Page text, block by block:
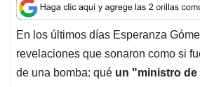
a
t
s
A
p
c
e
b
o
o
n
k
e
d
I
a
i
l
r
e
a
d
s
En los últimos días Esperanza
revelaciones que sonaron como si
de una bomba: qué un "ministro